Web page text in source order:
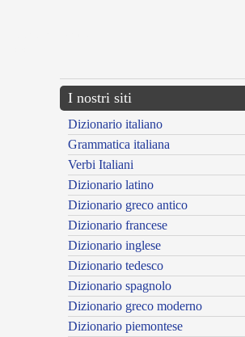
I nostri siti
Dizionario italiano
Grammatica italiana
Verbi Italiani
Dizionario latino
Dizionario greco antico
Dizionario francese
Dizionario inglese
Dizionario tedesco
Dizionario spagnolo
Dizionario greco moderno
Dizionario piemontese